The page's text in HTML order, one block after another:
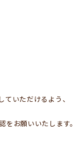
いただけるよう、
お願いいたします。